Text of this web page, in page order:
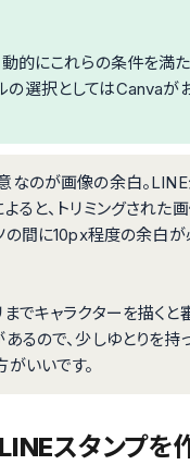
的にこれらの条件を満
の選択としてはCanvaが
なのが画像の余白。
よると、トリミングされた
の間に10px程度の余白が
までキャラクターを描く
あるので、少しゆとりを持
がいいです。
スタンプを